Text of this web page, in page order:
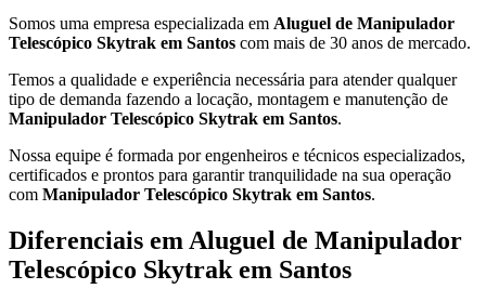
Somos uma empresa especializada em Aluguel de Manipulador
Telescópico Skytrak em Santos com mais de 30 anos de mercado.
Temos a qualidade e experiência necessária para atender qualquer
tipo de demanda fazendo a locação, montagem e manutenção de
Manipulador Telescópico Skytrak em Santos.
Nossa equipe é formada por engenheiros e técnicos especializados,
certificados e prontos para garantir tranquilidade na sua operação
com Manipulador Telescópico Skytrak em Santos.
Diferenciais em Aluguel de Manipulador
Telescópico Skytrak em Santos